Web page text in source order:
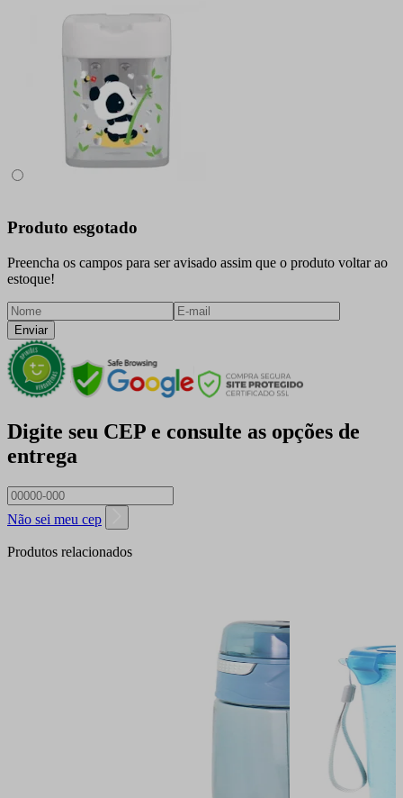
Produto esgotado
Preencha os campos para ser avisado assim que o produto voltar ao
estoque!
Enviar
Digite seu CEP e consulte as opções de
entrega
Não sei meu cep
Produtos relacionados